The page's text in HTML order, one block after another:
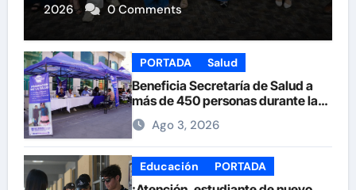
2026
0 Comments
PORTADA Salud
Beneficia Secretaría de Salud a
más de 450 personas durante la
Feria de la Salud en la Plaza de
ArmasAgo 3, 2026
Educación PORTADA